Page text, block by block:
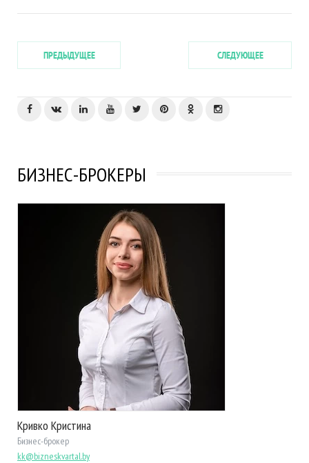
ПРЕДЫДУЩЕЕ СЛЕДУЮЩЕЕ
БИЗНЕС-БРОКЕРЫ
Кривко Кристина
Бизнес-брокер
kk@bizneskvartal.by